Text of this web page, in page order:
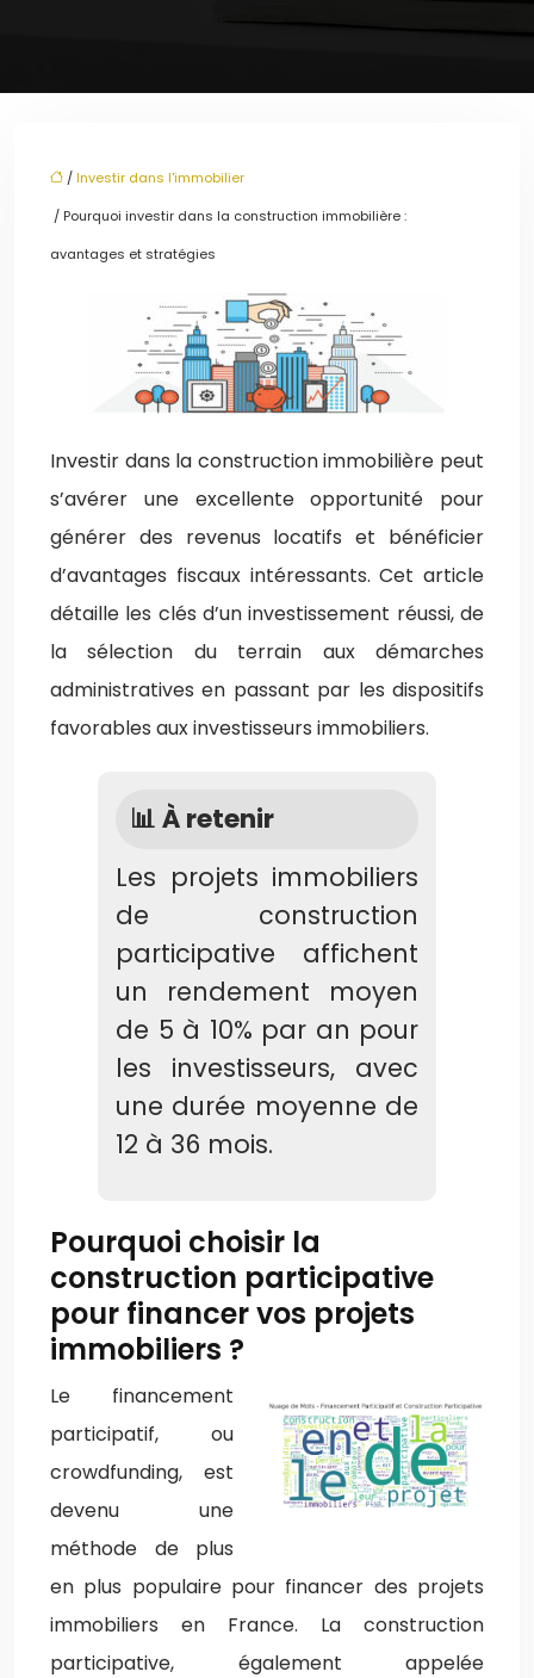
/ Investir dans l'immobilier
/ Pourquoi investir dans la construction immobilière :
avantages et stratégies
Investir dans la construction immobilière peut
s’avérer une excellente opportunité pour
générer des revenus locatifs et bénéficier
d’avantages fiscaux intéressants. Cet article
détaille les clés d’un investissement réussi, de
la sélection du terrain aux démarches
administratives en passant par les dispositifs
favorables aux investisseurs immobiliers.
📊 À retenir
Les projets immobiliers
de construction
participative affichent
un rendement moyen
de 5 à 10% par an pour
les investisseurs, avec
une durée moyenne de
12 à 36 mois.
Pourquoi choisir la
construction participative
pour financer vos projets
immobiliers ?
Le financement
participatif, ou
crowdfunding, est
devenu une
méthode de plus
en plus populaire pour financer des projets
immobiliers en France. La construction
participative, également appelée